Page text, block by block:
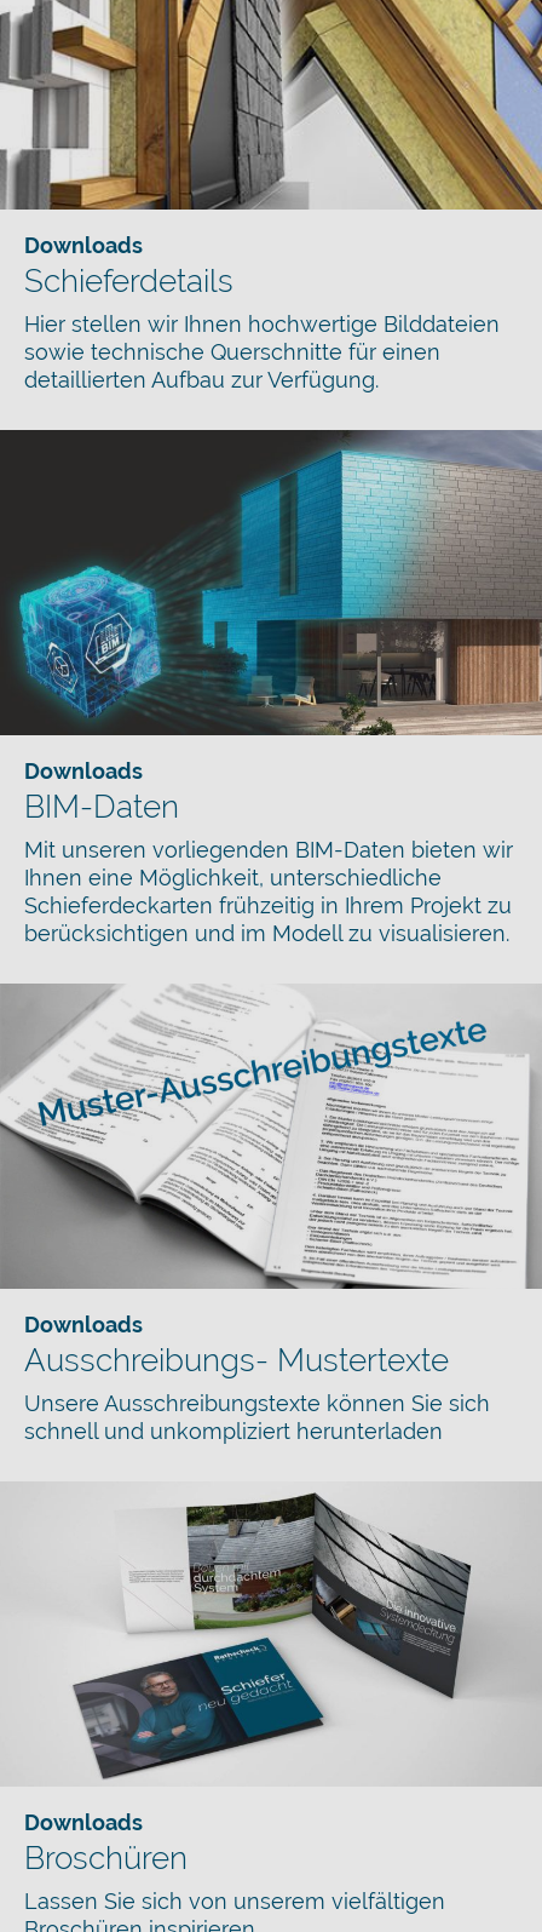
Downloads
Schieferdetails
Hier stellen wir Ihnen hochwertige Bilddateien
sowie technische Querschnitte für einen
detaillierten Aufbau zur Verfügung.
Downloads
BIM-Daten
Mit unseren vorliegenden BIM-Daten bieten wir
Ihnen eine Möglichkeit, unterschiedliche
Schieferdeckarten frühzeitig in Ihrem Projekt zu
berücksichtigen und im Modell zu visualisieren.
Downloads
Ausschreibungs- Mustertexte
Unsere Ausschreibungstexte können Sie sich
schnell und unkompliziert herunterladen
Downloads
Broschüren
Lassen Sie sich von unserem vielfältigen